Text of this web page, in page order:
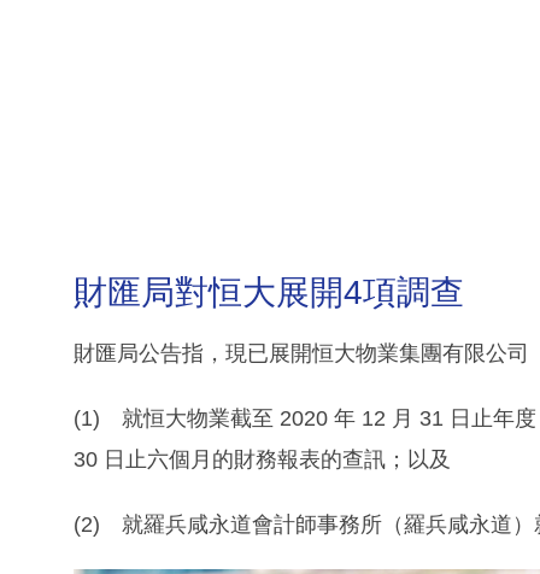
財匯局對恒大展開4項調查
財匯局公告指，現已展開恒大物業集團有限公司
(1) 就恒大物業截至 2020 年 12 月 31 日止年
30 日止六個月的財務報表的查訊；以及
(2) 就羅兵咸永道會計師事務所（羅兵咸永道